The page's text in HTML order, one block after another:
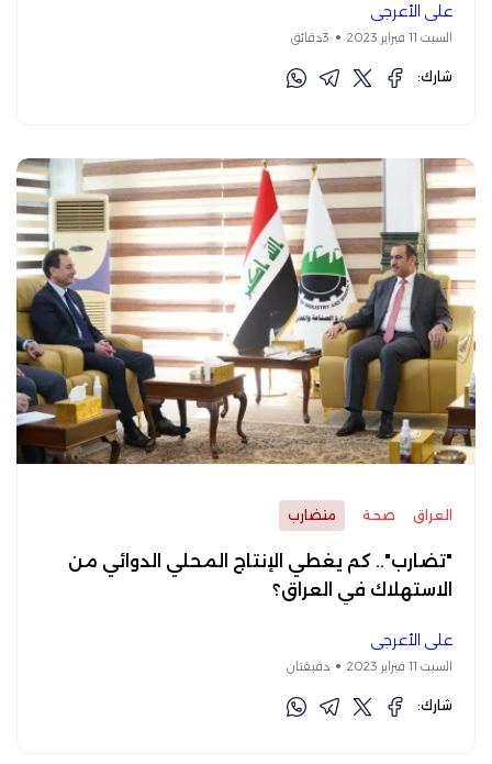
علي الأعرجي
السبت 11 فبراير 2023 3دقائق
شارك:
العراق صحة متضارب
"تضارب".. كم يغطي الإنتاج المحلي الدوائي من
الاستهلاك في العراق؟
علي الأعرجي
السبت 11 فبراير 2023 دقيقتان
شارك: